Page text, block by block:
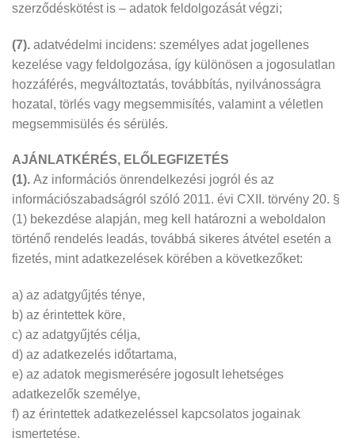
szerződéskötést is – adatok feldolgozását végzi;
(7). adatvédelmi incidens: személyes adat jogellenes
kezelése vagy feldolgozása, így különösen a jogosulatlan
hozzáférés, megváltoztatás, továbbítás, nyilvánosságra
hozatal, törlés vagy megsemmisítés, valamint a véletlen
megsemmisülés és sérülés.
AJÁNLATKÉRÉS, ELŐLEGFIZETÉS
(1). Az információs önrendelkezési jogról és az
információszabadságról szóló 2011. évi CXII. törvény 20. §
(1) bekezdése alapján, meg kell határozni a weboldalon
történő rendelés leadás, továbbá sikeres átvétel esetén a
fizetés, mint adatkezelések körében a következőket:
a) az adatgyűjtés ténye,
b) az érintettek köre,
c) az adatgyűjtés célja,
d) az adatkezelés időtartama,
e) az adatok megismerésére jogosult lehetséges
adatkezelők személye,
f) az érintettek adatkezeléssel kapcsolatos jogainak
ismertetése.